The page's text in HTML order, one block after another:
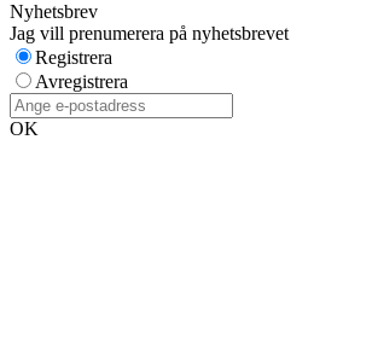
Nyhetsbrev
Jag vill prenumerera på nyhetsbrevet
Registrera
Avregistrera
OK